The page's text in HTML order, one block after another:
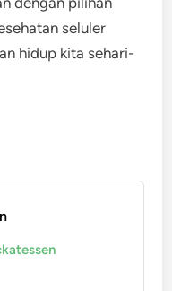
seluler
hidup kita sehari-